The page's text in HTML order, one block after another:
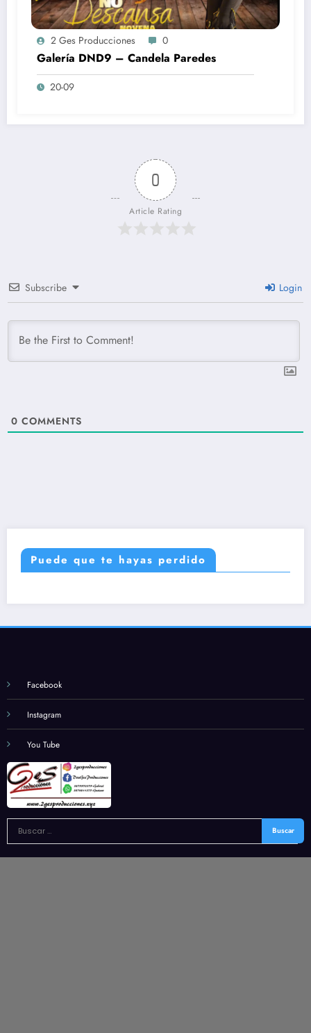
2 Ges Producciones 0
Galería DND9 – Candela Paredes
20-09
0
Article Rating
Subscribe Login
0 COMMENTS
Puede que te hayas perdido
Facebook
Instagram
You Tube